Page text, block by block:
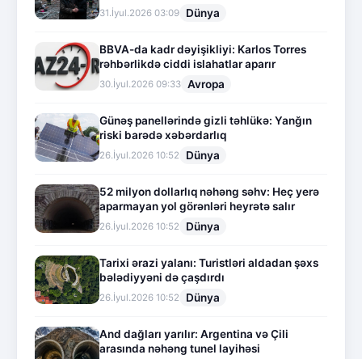
31.İyul.2026 03:09 Dünya
BBVA-da kadr dəyişikliyi: Karlos Torres
rəhbərlikdə ciddi islahatlar aparır
30.İyul.2026 09:33 Avropa
Günəş panellərində gizli təhlükə: Yanğın
riski barədə xəbərdarlıq
26.İyul.2026 10:52 Dünya
52 milyon dollarlıq nəhəng səhv: Heç yerə
aparmayan yol görənləri heyrətə salır
26.İyul.2026 10:52 Dünya
Tarixi ərazi yalanı: Turistləri aldadan şəxs
bələdiyyəni də çaşdırdı
26.İyul.2026 10:52 Dünya
And dağları yarılır: Argentina və Çili
arasında nəhəng tunel layihəsi